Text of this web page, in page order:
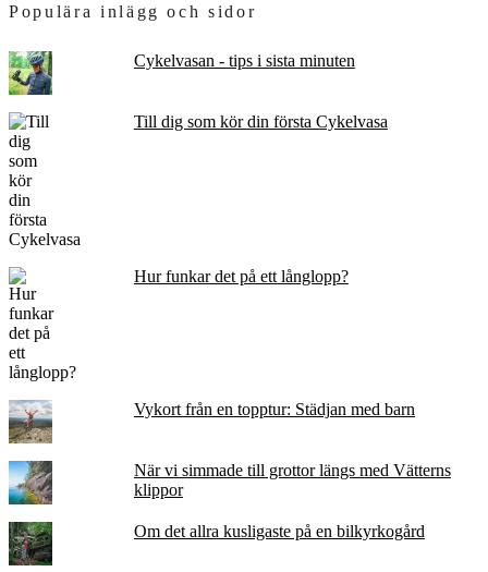
Populära inlägg och sidor
Cykelvasan - tips i sista minuten
Till dig som kör din första Cykelvasa
Hur funkar det på ett långlopp?
Vykort från en topptur: Städjan med barn
När vi simmade till grottor längs med Vätterns
klippor
Om det allra kusligaste på en bilkyrkogård